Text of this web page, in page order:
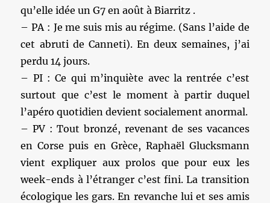
qu’elle idée un G7 en août à Biarritz .
– PA : Je me suis mis au régime. (Sans l’aide de
cet abruti de Canneti). En deux semaines, j’ai
perdu 14 jours.
– PI : Ce qui m’inquiète avec la rentrée c’est
surtout que c’est le moment à partir duquel
l’apéro quotidien devient socialement anormal.
– PV : Tout bronzé, revenant de ses vacances
en Corse puis en Grèce, Raphaël Glucksmann
vient expliquer aux prolos que pour eux les
week-ends à l’étranger c’est fini. La transition
écologique les gars. En revanche lui et ses amis